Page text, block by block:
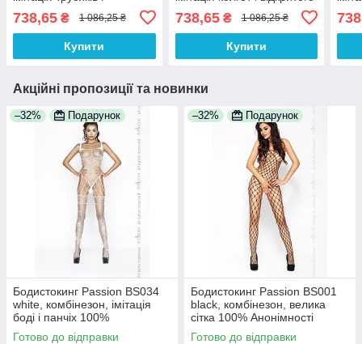
Анонімності
738,65 ₴ 1 086,25 ₴
Купити
738,65₴ 1 086,25 ₴
Купити
Акційні пропозиції та новинки
–32% Подарунок
Бодистокинг Passion BS034
white, комбінезон, імітація
боді і панчіх 100%
Анонімності
Готово до відправки
–32% Подарунок
Бодистокинг Passion BS001
black, комбінезон, велика
сітка 100% Анонімності
Готово до відправки